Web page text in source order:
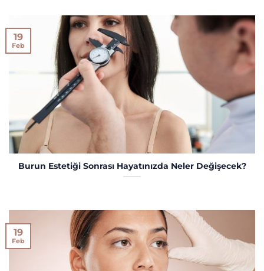
Burun Estetiği Sonrası Hayatınızda Neler Değişecek?
19
Feb
19
Feb